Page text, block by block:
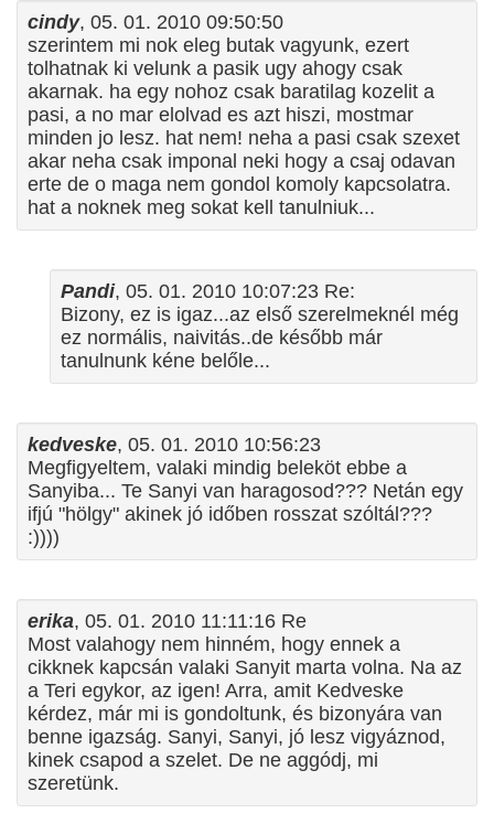
cindy, 05. 01. 2010 09:50:50
szerintem mi nok eleg butak vagyunk, ezert
tolhatnak ki velunk a pasik ugy ahogy csak
akarnak. ha egy nohoz csak baratilag kozelit a
pasi, a no mar elolvad es azt hiszi, mostmar
minden jo lesz. hat nem! neha a pasi csak szexet
akar neha csak imponal neki hogy a csaj odavan
erte de o maga nem gondol komoly kapcsolatra.
hat a noknek meg sokat kell tanulniuk...
Pandi, 05. 01. 2010 10:07:23 Re:
Bizony, ez is igaz...az első szerelmeknél még
ez normális, naivitás..de később már
tanulnunk kéne belőle...
kedveske, 05. 01. 2010 10:56:23
Megfigyeltem, valaki mindig beleköt ebbe a
Sanyiba... Te Sanyi van haragosod??? Netán egy
ifjú "hölgy" akinek jó időben rosszat szóltál???
:))))
erika, 05. 01. 2010 11:11:16 Re
Most valahogy nem hinném, hogy ennek a
cikknek kapcsán valaki Sanyit marta volna. Na az
a Teri egykor, az igen! Arra, amit Kedveske
kérdez, már mi is gondoltunk, és bizonyára van
benne igazság. Sanyi, Sanyi, jó lesz vigyáznod,
kinek csapod a szelet. De ne aggódj, mi
szeretünk.